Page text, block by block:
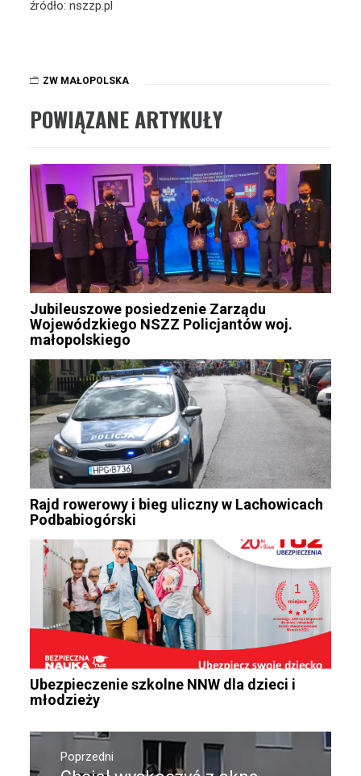
źródło: nszzp.pl
ZW MAŁOPOLSKA
POWIĄZANE ARTYKUŁY
Jubileuszowe posiedzenie Zarządu
Wojewódzkiego NSZZ Policjantów woj.
małopolskiego
Rajd rowerowy i bieg uliczny w Lachowicach
Podbabiogórski
Ubezpieczenie szkolne NNW dla dzieci i
młodzieży
Nawigacja
wpisuPoprzedni